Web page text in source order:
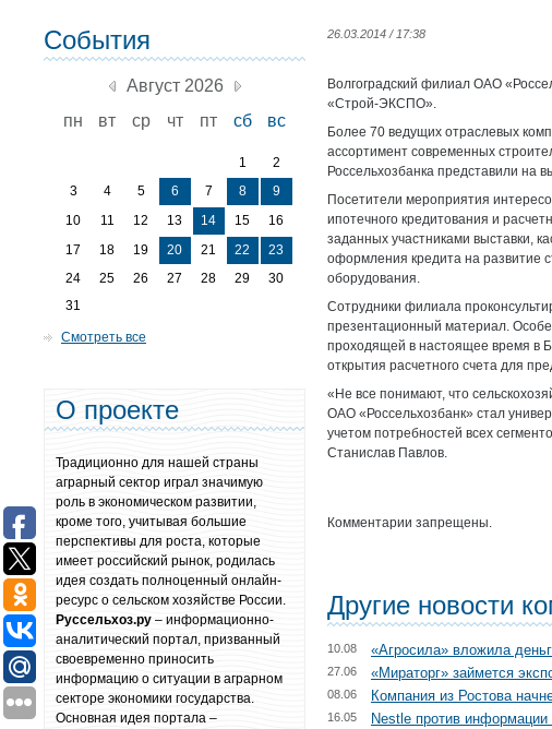
26.03.2014 / 17:38
Волгоградский филиал ОАО
«Строй-ЭКСПО».
Более 70 ведущих отраслевых
ассортимент современных
Россельхозбанка представили на
Посетители мероприятия
ипотечного кредитования и
заданных участниками выставки,
оформления кредита на развитие
оборудования.
Сотрудники филиала
презентационный материал.
проходящей в настоящее время в
открытия расчетного счета для
«Не все понимают, что
ОАО «Россельхозбанк» стал
учетом потребностей всех
Станислав Павлов.
Комментарии запрещены.
Другие новости
«Агросила» вложила
10.08
«Мираторг» займется
27.06
Компания из Ростова
08.06
Nestle против
16.05
События
Август 2026
пн
вт ср чт пт сб вс
1
2
3
4 5 6 7 8
9
10
11 12 13 14 15
16
17
18 19 20 21 22
23
24
25 26 27 28 29
30
31
Смотреть все
О проекте
Традиционно для нашей страны
аграрный сектор играл значимую
роль в экономическом развитии,
кроме того, учитывая большие
перспективы для роста, которые
имеет российский рынок, родилась
идея создать полноценный онлайн-
ресурс о сельском хозяйстве России.
Руссельхоз.ру – информационно-
аналитический портал, призванный
своевременно приносить
информацию о ситуации в аграрном
секторе экономики государства.
Основная идея портала –